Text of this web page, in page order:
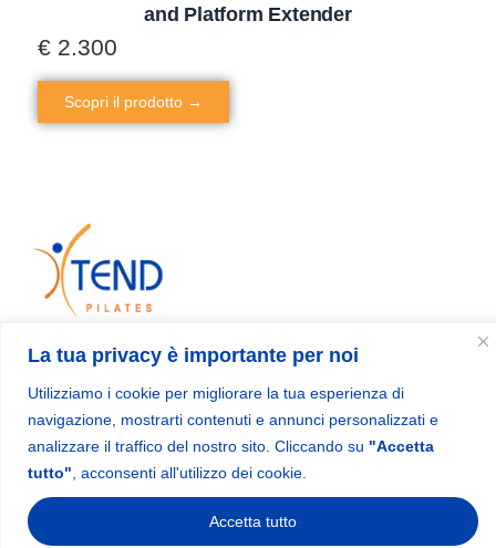
La tua privacy è importante per noi
Utilizziamo i cookie per migliorare la tua esperienza di
navigazione, mostrarti contenuti e annunci personalizzati e
analizzare il traffico del nostro sito. Cliccando su "Accetta
tutto" , acconsenti all'utilizzo dei cookie.
Accetta tutto
and Platform Extender
€ 2.300
Scopri il prodotto →
Pilates equipment, with over 18 years of experience in the
Shop
1